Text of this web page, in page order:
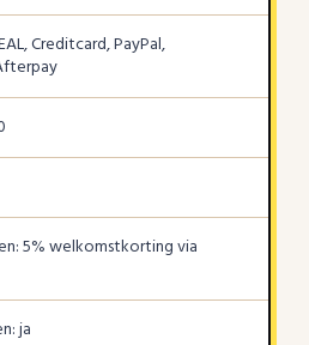
Creditcard, PayPal,
5% welkomstkorting via
ja